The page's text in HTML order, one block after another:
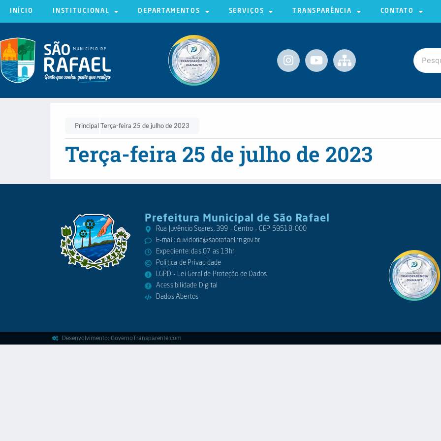
INÍCIO INSTITUCIONAL DEPARTAMENTOS SERVIÇOS TRANSPARÊNCIA CONTATO
PrincipalTerça-feira 25 de julho de 2023
Terça-feira 25 de julho de 2023
Prefeitura Municipal de São Rafael
Rua Juvêncio Soares, 399 - Centro - CEP 59518-000
E-mail: ouvidoria@saorafael.rn.gov.br
Expediente: das 07 as 13hr
Política de Privacidade
LGPD - Lei Geral de Proteção de Dados
Acessibilidade Digital
Dados Abertos
Desenvolvimento: GovernoTransparente.com